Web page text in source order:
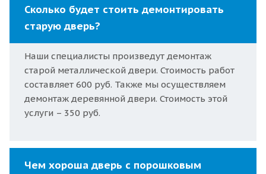
Сколько будет стоить демонтировать
старую дверь?
Наши специалисты произведут демонтаж
старой металлической двери. Стоимость работ
составляет 600 руб. Также мы осуществляем
демонтаж деревянной двери. Стоимость этой
услуги – 350 руб.
Чем хороша дверь с порошковым